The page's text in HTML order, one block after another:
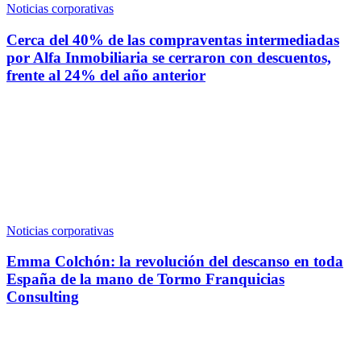
Noticias corporativas
Cerca del 40% de las compraventas intermediadas
por Alfa Inmobiliaria se cerraron con descuentos,
frente al 24% del año anterior
Noticias corporativas
Emma Colchón: la revolución del descanso en toda
España de la mano de Tormo Franquicias
Consulting